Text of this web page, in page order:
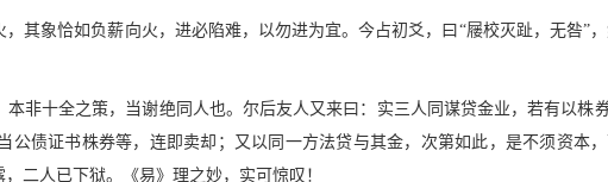
其象恰如负薪向火，进必陷难，以勿进为宜。今占初爻，曰“屦校灭趾，无咎”
非十全之策，当谢绝同人也。尔后友人又来曰：实三人同谋贷金业，若有以株
公债证书株券等，连即卖却；又以同一方法贷与其金，次第如此，是不须资本
二人已下狱。《易》理之妙，实可惊叹！